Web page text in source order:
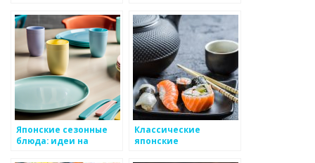
попробовать
Японские сезонные
блюда: идеи на
Классические
японские